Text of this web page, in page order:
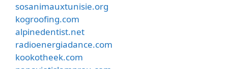
sosanimauxtunisie.org
kogroofing.com
alpinedentist.net
radioenergiadance.com
kookotheek.com